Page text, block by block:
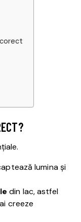
lumina și
din lac, astfel
creeze